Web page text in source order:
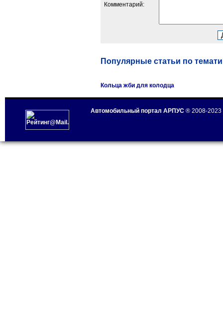
Комментарий:
Популярные статьи по
Кольца жби для колодца
Автомобильный портал АРПУС ® 2008-2023